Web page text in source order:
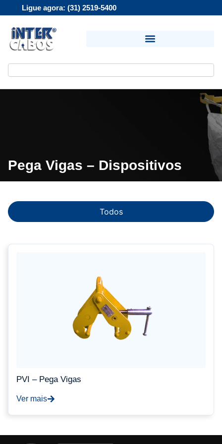
Ligue agora: (31) 2519-5400
Pega Vigas – Dispositivos
Todos
PVI – Pega Vigas
Ver mais